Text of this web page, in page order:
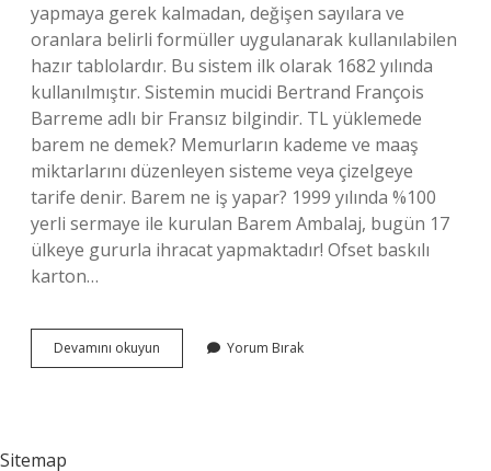
yapmaya gerek kalmadan, değişen sayılara ve
oranlara belirli formüller uygulanarak kullanılabilen
hazır tablolardır. Bu sistem ilk olarak 1682 yılında
kullanılmıştır. Sistemin mucidi Bertrand François
Barreme adlı bir Fransız bilgindir. TL yüklemede
barem ne demek? Memurların kademe ve maaş
miktarlarını düzenleyen sisteme veya çizelgeye
tarife denir. Barem ne iş yapar? 1999 yılında %100
yerli sermaye ile kurulan Barem Ambalaj, bugün 17
ülkeye gururla ihracat yapmaktadır! Ofset baskılı
karton…
Devamını okuyun
Fiyatı
Yorum Bırak
Sitemap